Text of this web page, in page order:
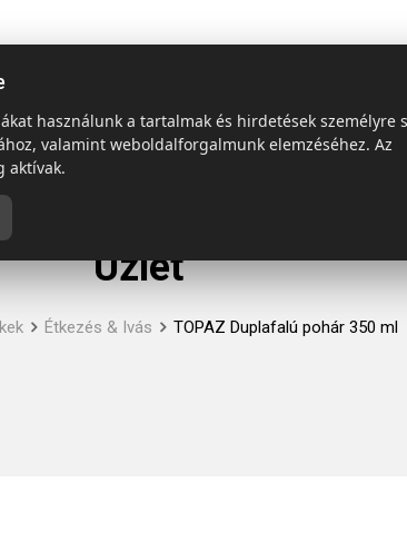
Emblémázás és szállítás Tech = Kedvező ár
Üzlet
Étkezés & Ivás TOPAZ Duplafalú pohár 350 ml
használunk a tartalmak és hirdetések személyre
valamint weboldalforgalmunk elemzéséhez. Az
aktívak.